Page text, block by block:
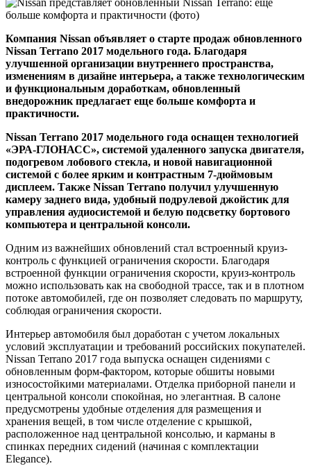
Компания Nissan объявляет о старте продаж обновленного
Nissan Terrano 2017 модельного года. Благодаря
улучшенной организации внутреннего пространства,
изменениям в дизайне интерьера, а также технологическим
и функциональным доработкам, обновленный
внедорожник предлагает еще больше комфорта и
практичности.
Nissan Terrano 2017 модельного года оснащен технологией
«ЭРА-ГЛОНАСС», системой удаленного запуска двигателя,
подогревом лобового стекла, и новой навигационной
системой с более ярким и контрастным 7-дюймовым
дисплеем. Также Nissan Terrano получил улучшенную
камеру заднего вида, удобный подрулевой джойстик для
управления аудиосистемой и белую подсветку бортового
компьютера и центральной консоли.
Одним из важнейших обновлений стал встроенный круиз-
контроль с функцией ограничения скорости. Благодаря
встроенной функции ограничения скорости, круиз-контроль
можно использовать как на свободной трассе, так и в плотном
потоке автомобилей, где он позволяет следовать по маршруту,
соблюдая ограничения скорости.
Интерьер автомобиля был доработан с учетом локальных
условий эксплуатации и требований российских покупателей.
Nissan Terrano 2017 года выпуска оснащен сидениями с
обновленным форм-фактором, которые обшиты новыми
износостойкими материалами. Отделка приборной панели и
центральной консоли спокойная, но элегантная. В салоне
предусмотрены удобные отделения для размещения и
хранения вещей, в том числе отделение с крышкой,
расположенное над центральной консолью, и карманы в
спинках передних сидений (начиная с комплектации
Elegance).